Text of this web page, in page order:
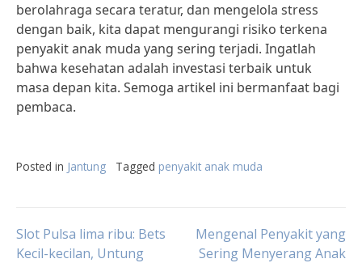
berolahraga secara teratur, dan mengelola stress
dengan baik, kita dapat mengurangi risiko terkena
penyakit anak muda yang sering terjadi. Ingatlah
bahwa kesehatan adalah investasi terbaik untuk
masa depan kita. Semoga artikel ini bermanfaat bagi
pembaca.
Posted in Jantung Tagged penyakit anak muda
Post
Slot Pulsa lima ribu: Bets
Kecil-kecilan, Untung
Mengenal Penyakit yang
Sering Menyerang Anak